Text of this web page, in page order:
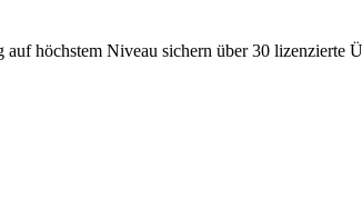
höchstem Niveau sichern über 30 lizenzierte